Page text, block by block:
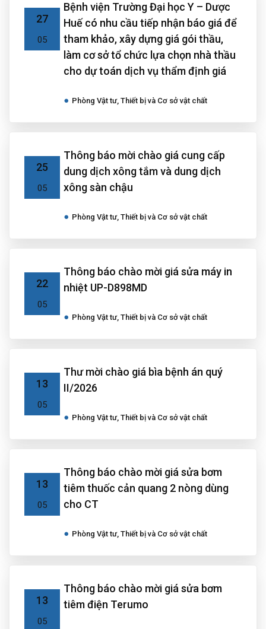
27
05
Bệnh viện Trường Đại học Y – Dược
Huế có nhu cầu tiếp nhận báo giá để
tham khảo, xây dựng giá gói thầu,
làm cơ sở tổ chức lựa chọn nhà thầu
cho dự toán dịch vụ thẩm định giá
Phòng Vật tư, Thiết bị và Cơ sở vật chất
25
05
Thông báo mời chào giá cung cấp
dung dịch xông tắm và dung dịch
xông sàn chậu
Phòng Vật tư, Thiết bị và Cơ sở vật chất
22
05
Thông báo chào mời giá sửa máy in
nhiệt UP-D898MD
Phòng Vật tư, Thiết bị và Cơ sở vật chất
13
05
Thư mời chào giá bìa bệnh án quý
II/2026
Phòng Vật tư, Thiết bị và Cơ sở vật chất
13
05
Thông báo chào mời giá sửa bơm
tiêm thuốc cản quang 2 nòng dùng
cho CT
Phòng Vật tư, Thiết bị và Cơ sở vật chất
13
05
Thông báo chào mời giá sửa bơm
tiêm điện Terumo